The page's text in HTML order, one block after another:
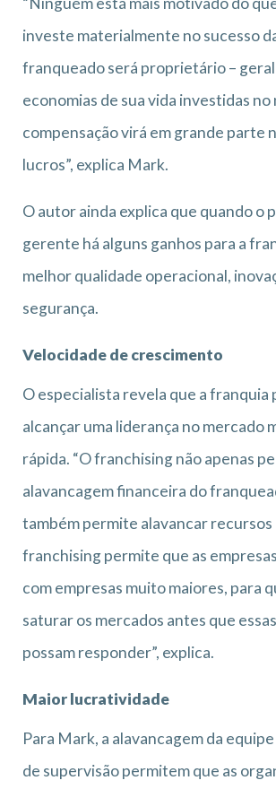
investe materialmente no sucesso
franqueado será proprietário –
economias de sua vida investidas no
compensação virá em grande parte
lucros”, explica Mark.
O autor ainda explica que quando o
gerente há alguns ganhos para a
melhor qualidade operacional,
segurança.
Velocidade de crescimento
O especialista revela que a franquia
alcançar uma liderança no mercado
rápida. “O franchising não apenas
alavancagem financeira do
também permite alavancar recursos
franchising permite que as
com empresas muito maiores, para
saturar os mercados antes que
possam responder”, explica.
Maior lucratividade
Para Mark, a alavancagem da
de supervisão permitem que as